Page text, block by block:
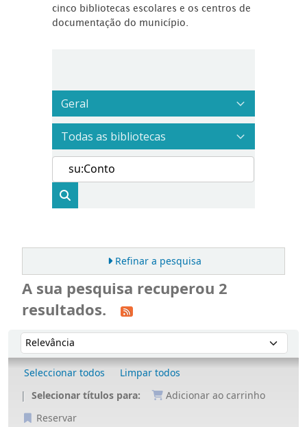
cinco bibliotecas escolares e os centros de
documentação do município.
Refinar a pesquisa
A sua pesquisa recuperou 2
resultados.
Ordenar
Ordenar por:
Seleccionar todos
Limpar todos
Selecionar títulos para:
Adicionar ao carrinho
Reservar